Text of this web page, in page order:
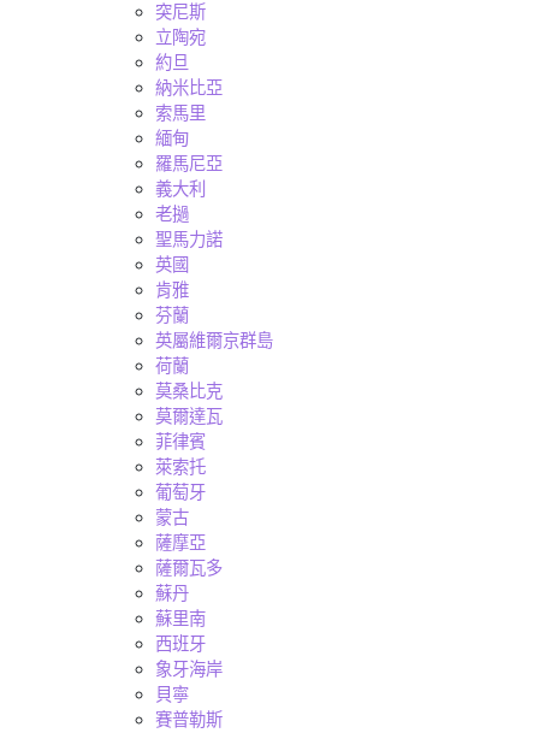
突尼斯
立陶宛
約旦
納米比亞
索馬里
緬甸
羅馬尼亞
義大利
老撾
聖馬力諾
英國
肯雅
芬蘭
英屬維爾京群島
荷蘭
莫桑比克
莫爾達瓦
菲律賓
萊索托
葡萄牙
蒙古
薩摩亞
薩爾瓦多
蘇丹
蘇里南
西班牙
象牙海岸
貝寧
賽普勒斯